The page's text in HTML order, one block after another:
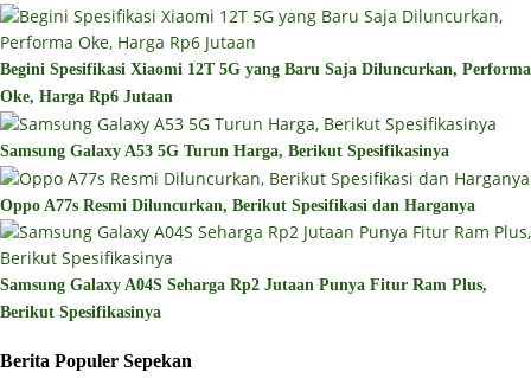
Begini Spesifikasi Xiaomi 12T 5G yang Baru Saja Diluncurkan, Performa
Oke, Harga Rp6 Jutaan
Samsung Galaxy A53 5G Turun Harga, Berikut Spesifikasinya
Oppo A77s Resmi Diluncurkan, Berikut Spesifikasi dan Harganya
Samsung Galaxy A04S Seharga Rp2 Jutaan Punya Fitur Ram Plus,
Berikut Spesifikasinya
Berita Populer Sepekan